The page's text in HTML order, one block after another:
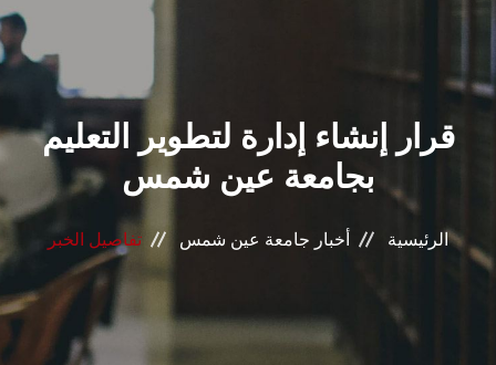
عن الجامعة
القطاعـات
الشئون الأكاديمية
البحث العلمي
الرعاية الصحية
المراكز والوحدات
قرار إنشاء إدارة لتطوير التعليم
بجامعة عين شمس
الرئيسية أخبار جامعة عين شمس تفاصيل الخبر